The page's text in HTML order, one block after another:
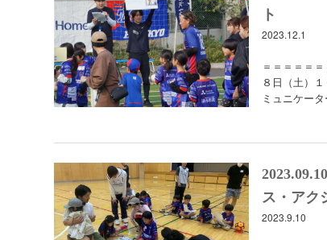
ト
2023.12.1
＝＝＝＝＝
８日（土）
ミュニケー
ス・アク
2023.9.10